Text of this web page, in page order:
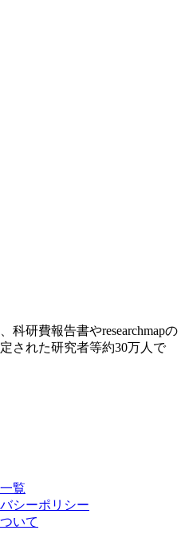
科研費報告書やresearchmapの
された研究者等約30万人で
覧
シーポリシー
いて